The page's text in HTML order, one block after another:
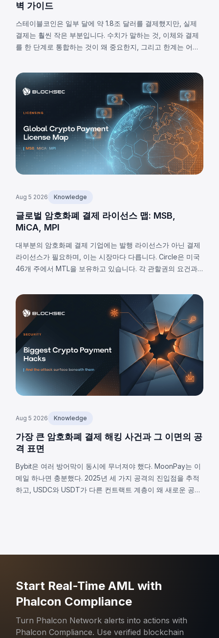
벽 가이드
스테이블코인은 일부 달에 약 1.8조 달러를 결제했지만, 실제
결제는 훨씬 작은 부분입니다. 수치가 말하는 것, 이체와 결제
를 한 단계로 통합하는 것이 왜 중요한지, 그리고 한계는 어디
Aug 5 2026 Knowledge
글로벌 암호화폐 결제 라이선스 맵: MSB,
MiCA, MPI
대부분의 암호화폐 결제 기업에는 발행 라이선스가 아닌 결제
라이선스가 필요하며, 이는 시장마다 다릅니다. Circle은 미국
46개 주에서 MTL을 보유하고 있습니다. 각 관할권의 요건과
Aug 5 2026 Knowledge
가장 큰 암호화폐 결제 해킹 사건과 그 이면의 공
격 표면
Bybit은 여러 방어막이 동시에 무너져야 했다. MoonPay는 이
메일 하나면 충분했다. 2025년 세 가지 공격의 진입점을 추적
하고, USDC와 USDT가 다른 컨트랙트 계층이 왜 새로운 공격
Start Real-Time AML with
Phalcon Compliance
Turn Phalcon Network alerts into actions with
Phalcon Compliance. Use verified blockchain